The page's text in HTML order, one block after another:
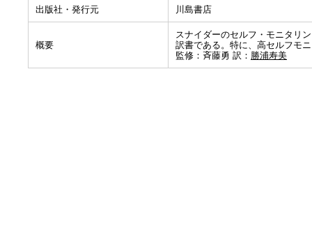
出版社・発行元 川島書店
概要
スナイダーのセルフ・モニタリ
訳書である。特に、高セルフモ
監修：斉藤勇 訳： 勝浦寿美